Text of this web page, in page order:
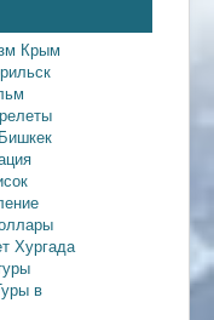
Крым
Бишкек
Хургада
в